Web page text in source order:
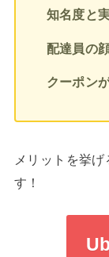
知名度と
配達員の
クーポン
メリットを挙
す！